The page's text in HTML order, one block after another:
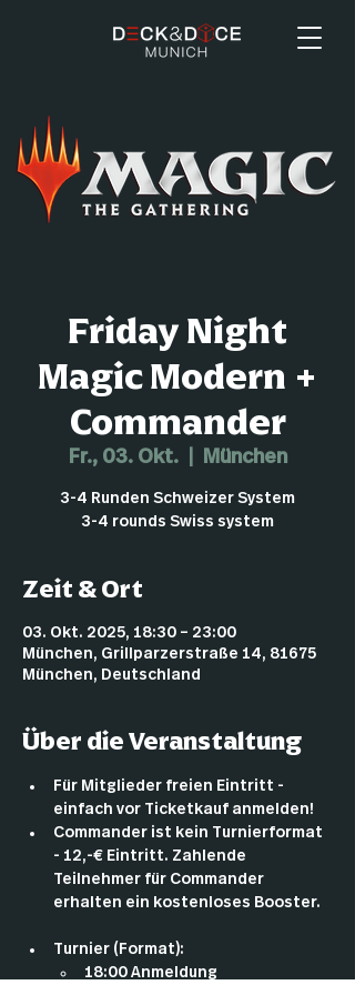
Friday Night
Magic Modern +
Commander
Fr., 03. Okt.
  |
München
3-4 Runden Schweizer System
3-4 rounds Swiss system
Zeit & Ort
03. Okt. 2025, 18:30 – 23:00
München, Grillparzerstraße 14, 81675
München, Deutschland
Über die Veranstaltung
Für Mitglieder freien Eintritt -
einfach vor Ticketkauf anmelden!
Commander ist kein Turnierformat
- 12,-€ Eintritt. Zahlende
Teilnehmer für Commander
erhalten ein kostenloses Booster.
Turnier (Format):
18:00 Anmeldung